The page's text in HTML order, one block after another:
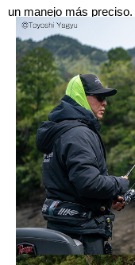
un manejo más preciso.